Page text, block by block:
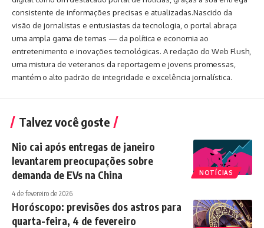
consistente de informações precisas e atualizadas.Nascido da
visão de jornalistas e entusiastas da tecnologia, o portal abraça
uma ampla gama de temas — da política e economia ao
entretenimento e inovações tecnológicas. A redação do Web Flush,
uma mistura de veteranos da reportagem e jovens promessas,
mantém o alto padrão de integridade e excelência jornalística.
Talvez você goste
NOTÍCIAS
Nio cai após entregas de janeiro
levantarem preocupações sobre
demanda de EVs na China
4 de fevereiro de 2026
Horóscopo: previsões dos astros para
quarta-feira, 4 de fevereiro